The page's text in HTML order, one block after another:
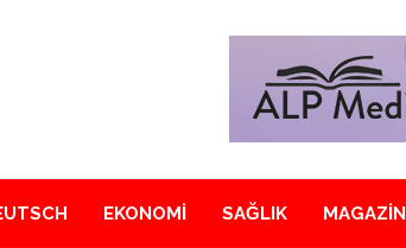
EKONOMİ SAĞLIK MAGAZİN